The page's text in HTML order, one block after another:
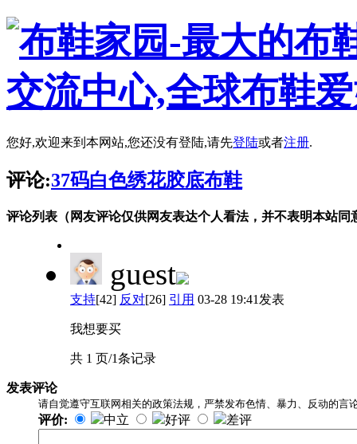
您好,欢迎来到本网站,您还没有登陆,请先登陆或者注册.
评论:37码白色绣花胶底布鞋
评论列表（网友评论仅供网友表达个人看法，并不表明本站同
guest
支持[42] 反对[26] 引用 03-28 19:41发表
我想要买
共 1 页/1条记录
发表评论
请自觉遵守互联网相关的政策法规，严禁发布色情、暴力、反动的言
评价: 中立 好评 差评